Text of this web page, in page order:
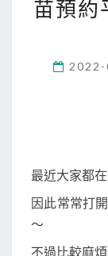
苗預約
最近大家都
因此常常打開
～
不過比較麻